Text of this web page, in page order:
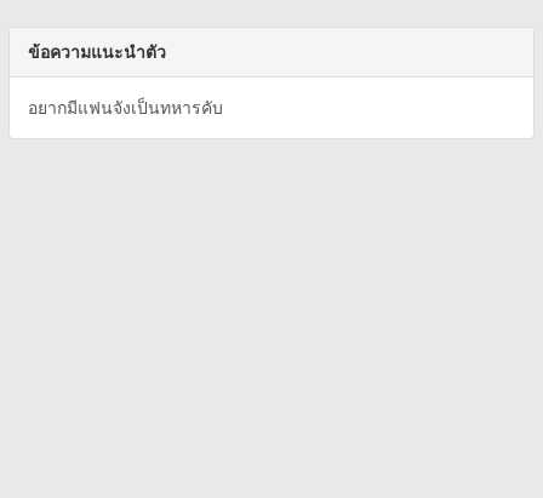
ข้อความแนะนำตัว
อยากมีแฟนจังเป็นทหารคับ